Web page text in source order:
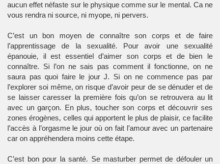
aucun effet néfaste sur le physique comme sur le mental. Ca ne
vous rendra ni source, ni myope, ni pervers.
C’est un bon moyen de connaître son corps et de faire
l’apprentissage de la sexualité. Pour avoir une sexualité
épanouie, il est essentiel d’aimer son corps et de bien le
connaître. Si l’on ne sais pas comment il fonctionne, on ne
saura pas quoi faire le jour J. Si on ne commence pas par
l’explorer soi même, on risque d’avoir peur de se dénuder et de
se laisser caresser la première fois qu’on se retrouvera au lit
avec un garçon. En plus, toucher son corps et découvrir ses
zones érogènes, celles qui apportent le plus de plaisir, ce facilite
l’accès à l’orgasme le jour où on fait l’amour avec un partenaire
car on appréhendera moins cette étape.
C’est bon pour la santé. Se masturber permet de défouler un